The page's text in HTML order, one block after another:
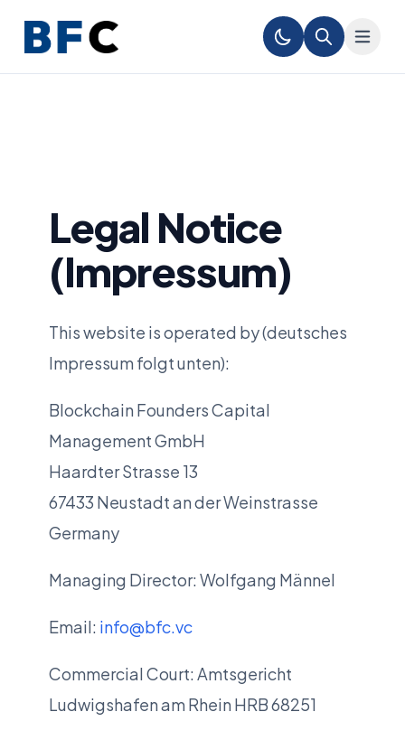
Legal Notice
(Impressum)
This website is operated by (deutsches
Impressum folgt unten):
Blockchain Founders Capital
Management GmbH
Haardter Strasse 13
67433 Neustadt an der Weinstrasse
Germany
Managing Director: Wolfgang Männel
Email: info@bfc.vc
Commercial Court: Amtsgericht
Ludwigshafen am Rhein HRB 68251